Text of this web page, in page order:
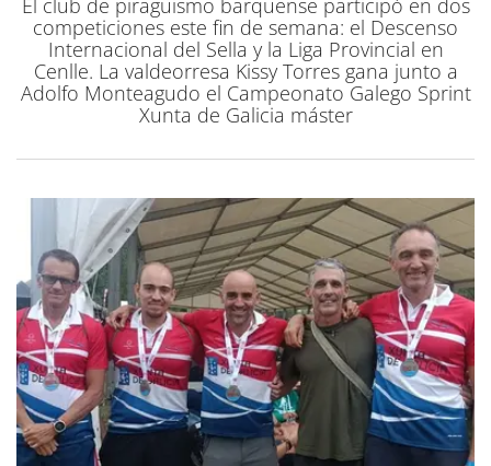
El club de piragüismo barquense participó en dos
competiciones este fin de semana: el Descenso
Internacional del Sella y la Liga Provincial en
Cenlle. La valdeorresa Kissy Torres gana junto a
Adolfo Monteagudo el Campeonato Galego Sprint
Xunta de Galicia máster